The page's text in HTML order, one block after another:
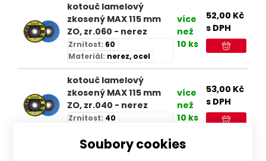
kotouč lamelový
zkosený MAX 115 mm
ZO, zr.060 - nerez
Zrnitost: 60
Materiál: nerez, ocel
více
než
10 ks
52,00 Kč
s DPH
kotouč lamelový
zkosený MAX 115 mm
ZO, zr.040 - nerez
Zrnitost: 40
více
než
10 ks
53,00 Kč
s DPH
Soubory cookies